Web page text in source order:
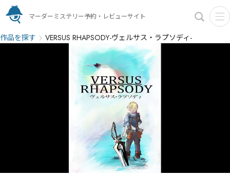
マーダーミステリー予約・レビューサイト
作品を探す VERSUS RHAPSODY-ヴェルサス・ラプソディ-